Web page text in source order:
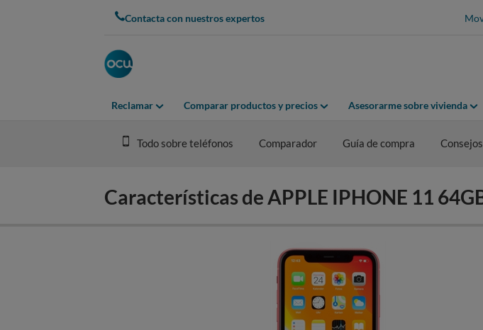
Contacta con nuestros expertos
Reclamar Comparar productos y precios Asesorarme sobre vivienda
Todo sobre teléfonos Comparador Guía de compra
Características de APPLE IPHONE 11